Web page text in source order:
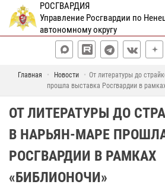
РОСГВАРДИЯ
Управление Росгвардии по
автономному округу
Главная Новости
От литературы до
прошла выставка Росгвардии в
ОТ ЛИТЕРАТУРЫ ДО
В НАРЬЯН-МАРЕ
РОСГВАРДИИ В РАМКАХ
«БИБЛИОНОЧИ»